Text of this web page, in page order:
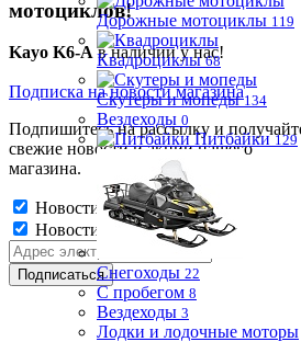
Дорожные мотоциклы 119
Квадроциклы 68
Скутеры и мопеды 134
Вездеходы 0
Питбайки 129
Снегоходы 22
С пробегом 8
Вездеходы 3
Лодки и лодочные моторы
мотоциклов!
Kayo K6-Aв наличии у нас!
Подписка на новости магазина
Подпишитесь на рассылку и
свежие новости и акции нашего
магазина.
Новости магазина
Новости магазина